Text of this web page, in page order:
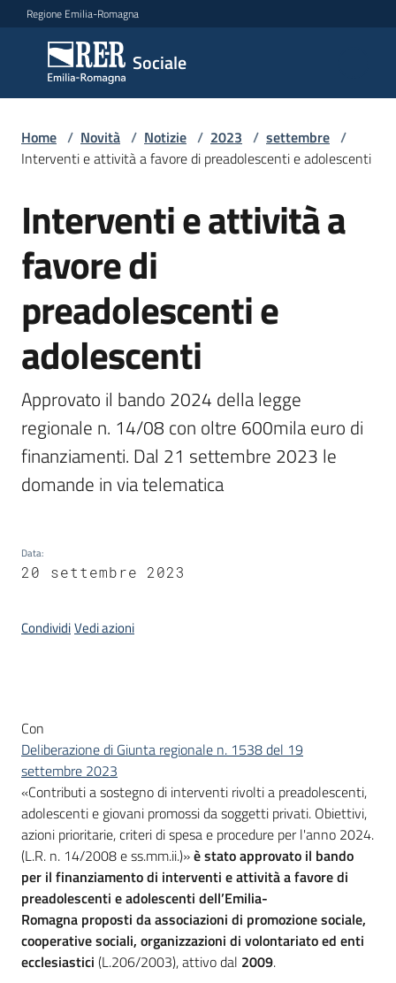
Vai al contenuto
Vai alla navigazione
Vai al footer
Regione Emilia-Romagna
Sociale
Sociale
Argomenti
Novità
Servizi
Leggi
Atti
Bandi
Piani
Programmi
Progetti
su
Home / Novità / Notizie / 2023 / settembre /
Interventi e attività a favore di preadolescenti e adolescenti
Salta al contenuto
Interventi e attività a
favore di
preadolescenti e
adolescenti
Approvato il bando 2024 della legge
regionale n. 14/08 con oltre 600mila euro di
finanziamenti. Dal 21 settembre 2023 le
domande in via telematica
Data:
20 settembre 2023
CondividiVedi azioni
Introduzione
Con
Deliberazione di Giunta regionale n. 1538 del 19
settembre 2023
«Contributi a sostegno di interventi rivolti a preadolescenti,
adolescenti e giovani promossi da soggetti privati. Obiettivi,
azioni prioritarie, criteri di spesa e procedure per l'anno 2024.
(L.R. n. 14/2008 e ss.mm.ii.)»è stato approvato il bando
per il finanziamento di interventi e attività a favore di
preadolescenti e adolescenti dell’Emilia-
Romagna proposti da associazioni di promozione sociale,
cooperative sociali, organizzazioni di volontariato ed enti
ecclesiastici (L.206/2003), attivo dal 2009.